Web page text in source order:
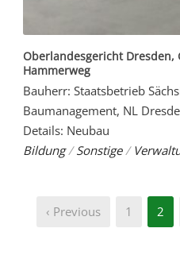
Oberlandesgericht Dresden,
Hammerweg
Bauherr: Staatsbetrieb
Baumanagement, NL
Details: Neubau
Bildung/Sonstige/
‹ Previous 1 2